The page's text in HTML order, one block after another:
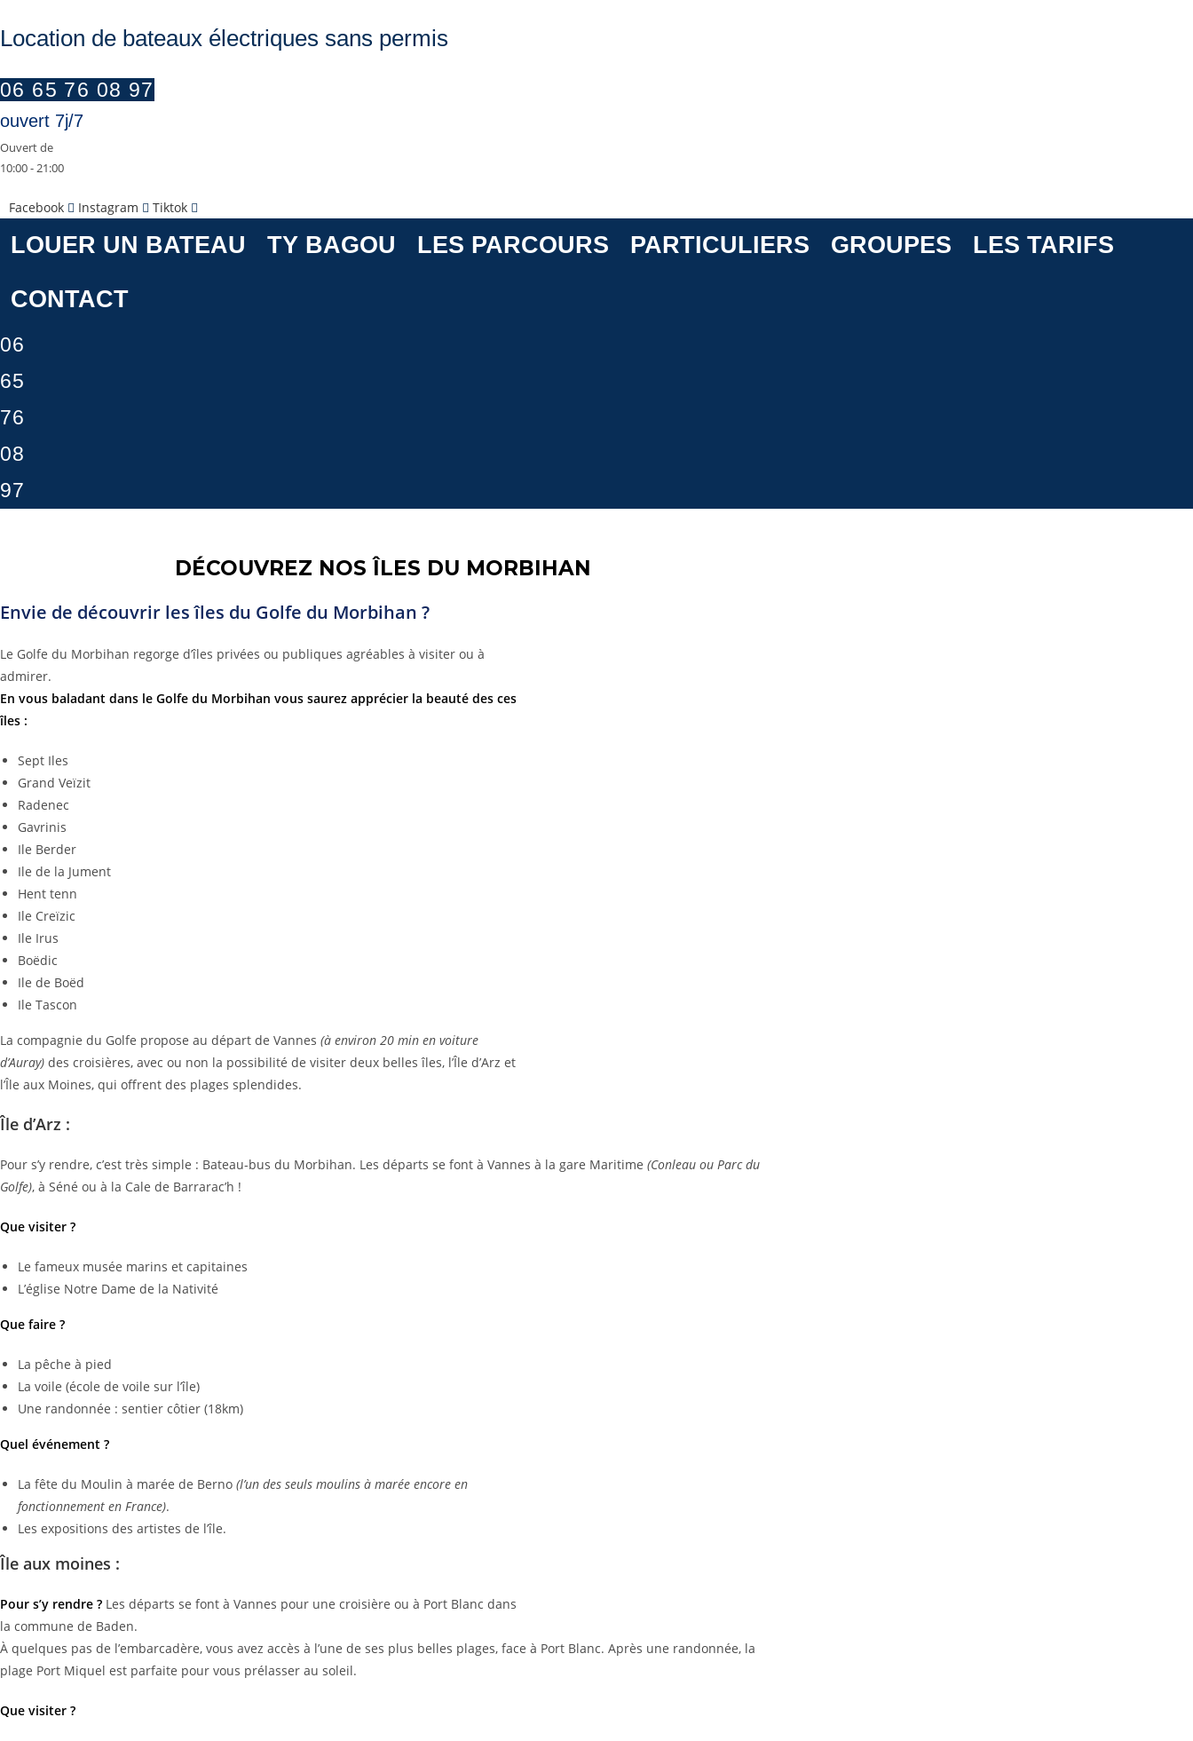
toLocation de bateaux électriques sans permis
06 65 76 08 97
ouvert 7j/7
Ouvert de
10:00 - 21:00
Facebook Instagram Tiktok
LOUER UN BATEAU TY BAGOU LES PARCOURS PARTICULIERS GROUPES LES TARIFS
CONTACT
06
65
76
08
97
DÉCOUVREZ NOS ÎLES DU MORBIHAN
Envie de découvrir les îles du Golfe du Morbihan ?
Le Golfe du Morbihan regorge d’îles privées ou publiques agréables à visiter ou à
admirer.
En vous baladant dans le Golfe du Morbihan vous saurez apprécier la beauté des ces
îles :
Sept Iles
Grand Veïzit
Radenec
Gavrinis
Ile Berder
Ile de la Jument
Hent tenn
Ile Creïzic
Ile Irus
Boëdic
Ile de Boëd
Ile Tascon
La compagnie du Golfe propose au départ de Vannes (à environ 20 min en voiture
d’Auray) des croisières, avec ou non la possibilité de visiter deux belles îles, l’Île d’Arz et
l’Île aux Moines, qui offrent des plages splendides.
Île d’Arz :
Pour s’y rendre, c’est très simple : Bateau-bus du Morbihan. Les départs se font à Vannes à la gare Maritime (Conleau ou Parc du
Golfe), à Séné ou à la Cale de Barrarac’h !
Que visiter ?
Le fameux musée marins et capitaines
L’église Notre Dame de la Nativité
Que faire ?
La pêche à pied
La voile (école de voile sur l’île)
Une randonnée : sentier côtier (18km)
Quel événement ?
La fête du Moulin à marée de Berno (l’un des seuls moulins à marée encore en
fonctionnement en France).
Les expositions des artistes de l’île.
Île aux moines :
Pour s’y rendre ? Les départs se font à Vannes pour une croisière ou à Port Blanc dans
la commune de Baden.
À quelques pas de l’embarcadère, vous avez accès à l’une de ses plus belles plages, face à Port Blanc. Après une randonnée, la
plage Port Miquel est parfaite pour vous prélasser au soleil.
Que visiter ?